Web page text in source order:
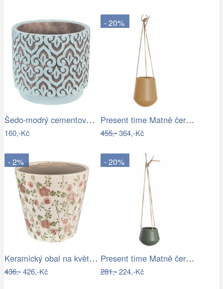
Šedo-modrý cementový obal na květináč s…
160,-Kč
- 20%
Present time Matně černý keramický…
455,-364,-Kč
- 2%
Keramický obal na květináč s růžovými…
436,-426,-Kč
- 20%
Present time Matně černý keramický…
281,-224,-Kč